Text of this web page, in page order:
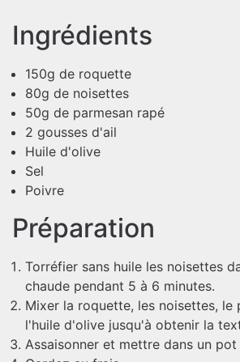
Ingrédients
150g de roquette
80g de noisettes
50g de parmesan rapé
2 gousses d'ail
Huile d'olive
Sel
Poivre
Préparation
Torréfier sans huile les noisettes
chaude pendant 5 à 6 minutes.
Mixer la roquette, les noisettes, le
l'huile d'olive jusqu'à obtenir la
Assaisonner et mettre dans un